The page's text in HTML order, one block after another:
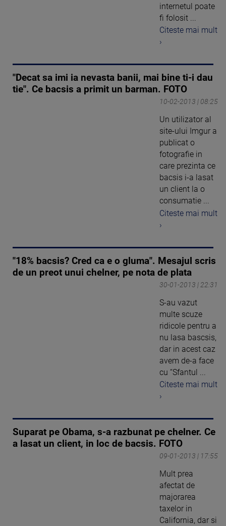
internetul poate
fi folosit ...
Citeste mai mult
›
"Decat sa imi ia nevasta banii, mai bine ti-i dau
tie". Ce bacsis a primit un barman. FOTO
10-02-2013 | 08:25
Un utilizator al
site-ului Imgur a
publicat o
fotografie in
care prezinta ce
bacsis i-a lasat
un client la o
consumatie ...
Citeste mai mult
›
"18% bacsis? Cred ca e o gluma". Mesajul scris
de un preot unui chelner, pe nota de plata
30-01-2013 | 22:31
S-au vazut
multe scuze
ridicole pentru a
nu lasa bascsis,
dar in acest caz
avem de-a face
cu “Sfantul ...
Citeste mai mult
›
Suparat pe Obama, s-a razbunat pe chelner. Ce
a lasat un client, in loc de bacsis. FOTO
09-01-2013 | 17:55
Mult prea
afectat de
majorarea
taxelor in
California, dar si